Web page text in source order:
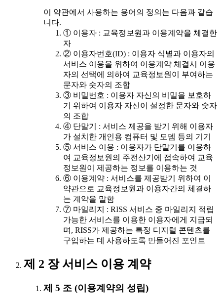
이 약관에서 사용하는 용어의 정의는 다음과 같습
니다.
① 이용자 : 교육정보원과 이용계약을 체결한
자
② 이용자번호(ID) : 이용자 식별과 이용자의
서비스 이용을 위하여 이용계약 체결시 이용
자의 선택에 의하여 교육정보원이 부여하는
문자와 숫자의 조합
③ 비밀번호 : 이용자 자신의 비밀을 보호하
기 위하여 이용자 자신이 설정한 문자와 숫자
의 조합
④ 단말기 : 서비스 제공을 받기 위해 이용자
가 설치한 개인용 컴퓨터 및 모뎀 등의 기기
⑤ 서비스 이용 : 이용자가 단말기를 이용하
여 교육정보원의 주전산기에 접속하여 교육
정보원이 제공하는 정보를 이용하는 것
⑥ 이용계약 : 서비스를 제공받기 위하여 이
약관으로 교육정보원과 이용자간의 체결하
는 계약을 말함
⑦ 마일리지 : RISS 서비스 중 마일리지 적립
가능한 서비스를 이용한 이용자에게 지급되
며, RISS가 제공하는 특정 디지털 콘텐츠를
구입하는 데 사용하도록 만들어진 포인트
제 2 장 서비스 이용 계약
제 5 조 (이용계약의 성립)